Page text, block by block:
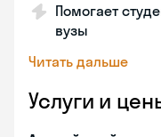
Помогает
вузы
Читать дальше
Услуги и